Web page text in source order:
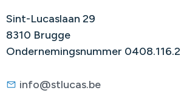
Sint-Lucaslaan 29
8310 Brugge
Ondernemingsnummer
info@stlucas.be